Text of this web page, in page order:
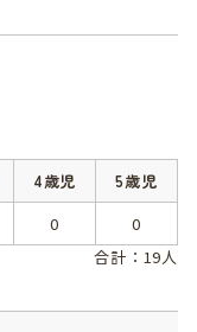
4歳児
5歳児
0
0
合計：19人